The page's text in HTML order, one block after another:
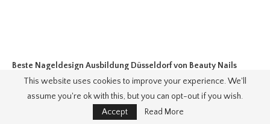
Beste Nageldesign Ausbildung Düsseldorfvon Beauty Nails
Rennerod schöne Nägel im Westerwald . Quellbild:www.beauty-
nageldesign.de. Besuchen Sie diese Site für Details:www.beauty-
This website uses cookies to improve your experience. We'll
assume you're ok with this, but you can opt-out if you wish.
Accept
Read More